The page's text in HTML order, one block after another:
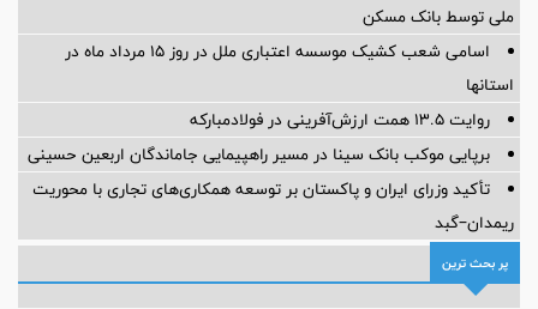
ملی توسط بانک مسکن
اسامی شعب کشیک موسسه اعتباری ملل در روز 15 مرداد ماه در
استانها
روایت ۱۳.۵ همت ارزش‌آفرینی در فولادمبارکه
برپایی موکب بانک سینا در مسیر راهپیمایی جاماندگان اربعین حسینی
تأکید وزرای ایران و پاکستان بر توسعه همکاری‌های تجاری با محوریت
ریمدان–گبد
پر بحث ترین